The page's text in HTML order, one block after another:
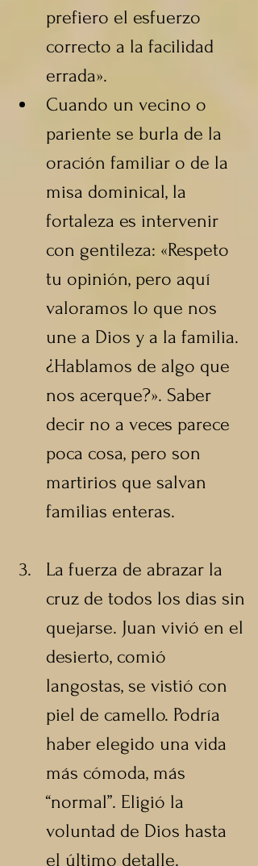
prefiero el esfuerzo
correcto a la facilidad
errada».
Cuando un vecino o
pariente se burla de la
oración familiar o de la
misa dominical, la
fortaleza es intervenir
con gentileza: «Respeto
tu opinión, pero aquí
valoramos lo que nos
une a Dios y a la familia.
¿Hablamos de algo que
nos acerque?». Saber
decir no a veces parece
poca cosa, pero son
martirios que salvan
familias enteras.
La fuerza de abrazar la
cruz de todos los dias sin
quejarse. Juan vivió en el
desierto, comió
langostas, se vistió con
piel de camello. Podría
haber elegido una vida
más cómoda, más
“normal”. Eligió la
voluntad de Dios hasta
el último detalle.